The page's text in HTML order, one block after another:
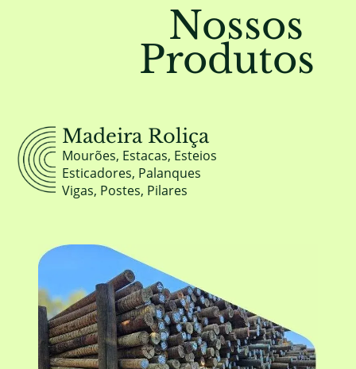
Nossos
Produtos
Madeira Roliça
Mourões, Estacas, Esteios
Esticadores, Palanques
Vigas, Postes, Pilares